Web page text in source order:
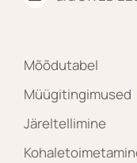
Mõõdutabel
Müügitingimused
Järeltellimine